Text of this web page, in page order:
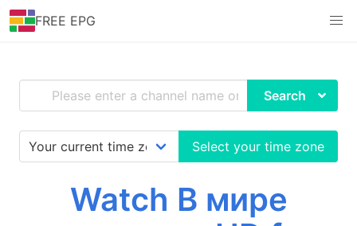
FREE EPG
Search
Select your time zone
Watch В мире